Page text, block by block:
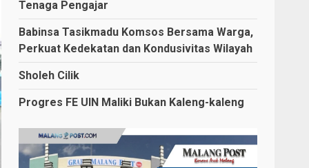
Tenaga Pengajar
Babinsa Tasikmadu Komsos Bersama Warga,
Perkuat Kedekatan dan Kondusivitas Wilayah
Sholeh Cilik
Progres FE UIN Maliki Bukan Kaleng-kaleng